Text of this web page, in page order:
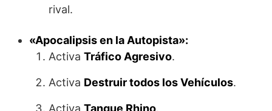
rival.
«Apocalipsis en la Autopista»:
Activa Tráfico Agresivo.
Activa Destruir todos los Vehículos.
Activa Tanque Rhino.